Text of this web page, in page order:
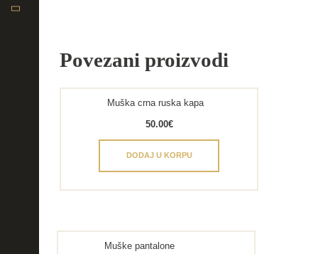
Povezani proizvodi
Muška crna ruska kapa
50.00€
DODAJ U KORPU
Muške pantalone